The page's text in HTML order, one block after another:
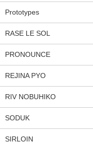
Prototypes
RASE LE SOL
PRONOUNCE
REJINA PYO
RIV NOBUHIKO
SODUK
SIRLOIN